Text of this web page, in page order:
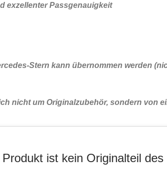
exzellenter Passgenauigkeit
Stern kann übernommen werden
nicht um Originalzubehör, sondern von
ist kein Originalteil